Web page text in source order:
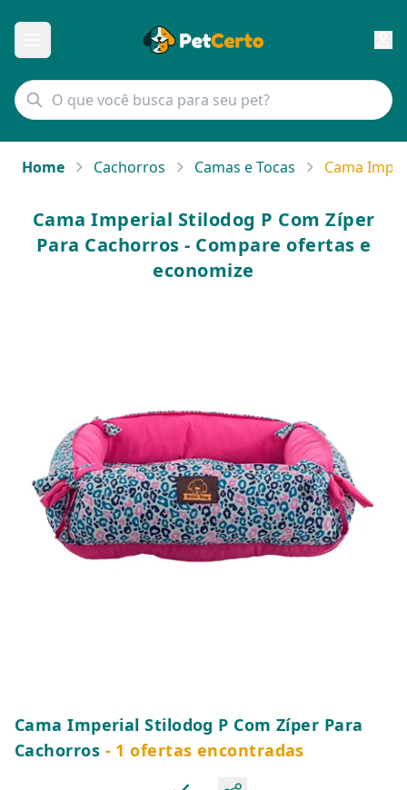
Home Cachorros Camas e Tocas Cama
Cama Imperial Stilodog P Com Zíper
Para Cachorros - Compare ofertas e
economize
Cama Imperial Stilodog P Com Zíper Para
Cachorros - 1 ofertas encontradas